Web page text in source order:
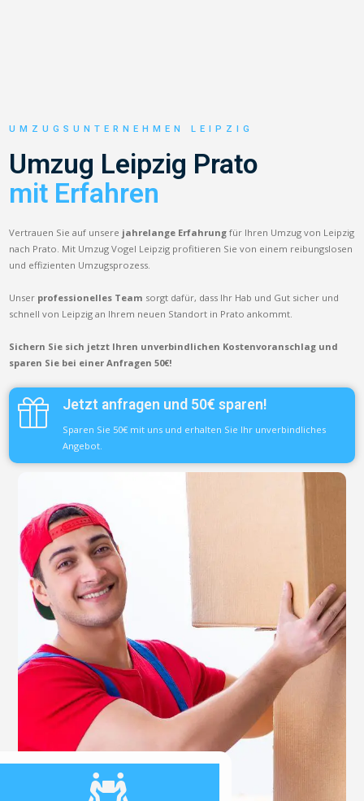
UMZUGSUNTERNEHMEN LEIPZIG
Umzug Leipzig Prato
mit Erfahren
Vertrauen Sie auf unsere jahrelange Erfahrung für Ihren Umzug von Leipzig
nach Prato. Mit Umzug Vogel Leipzig profitieren Sie von einem reibungslosen
und effizienten Umzugsprozess.
Unser professionelles Team sorgt dafür, dass Ihr Hab und Gut sicher und
schnell von Leipzig an Ihrem neuen Standort in Prato ankommt.
Sichern Sie sich jetzt Ihren unverbindlichen Kostenvoranschlag und
sparen Sie bei einer Anfragen 50€!
Jetzt anfragen und 50€ sparen!
Sparen Sie 50€ mit uns und erhalten Sie Ihr unverbindliches
Angebot.